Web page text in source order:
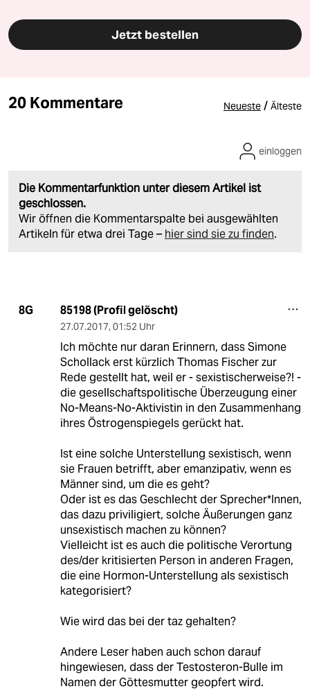
Jetzt bestellen
20 Kommentare Neueste / Älteste
Die Kommentarfunktion unter diesem Artikel ist
geschlossen.
Wir öffnen die Kommentarspalte bei ausgewählten
Artikeln für etwa drei Tage – hier sind sie zu finden.
einloggen
8G 85198 (Profil gelöscht)
27.07.2017, 01:52 Uhr
Ich möchte nur daran Erinnern, dass Simone
Schollack erst kürzlich Thomas Fischer zur
Rede gestellt hat, weil er - sexistischerweise?! -
die gesellschaftspolitische Überzeugung einer
No-Means-No-Aktivistin in den Zusammenhang
ihres Östrogenspiegels gerückt hat.
Ist eine solche Unterstellung sexistisch, wenn
sie Frauen betrifft, aber emanzipativ, wenn es
Männer sind, um die es geht?
Oder ist es das Geschlecht der Sprecher*Innen,
das dazu priviligiert, solche Äußerungen ganz
unsexistisch machen zu können?
Vielleicht ist es auch die politische Verortung
des/der kritisierten Person in anderen Fragen,
die eine Hormon-Unterstellung als sexistisch
kategorisiert?
Wie wird das bei der taz gehalten?
Andere Leser haben auch schon darauf
hingewiesen, dass der Testosteron-Bulle im
Namen der Göttesmutter geopfert wird.